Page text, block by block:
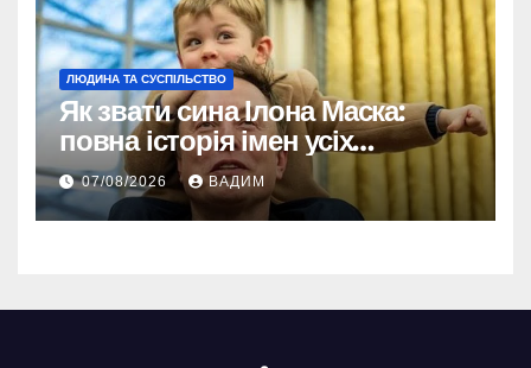
ЛЮДИНА ТА СУСПІЛЬСТВО
Як звати сина Ілона Маска:
повна історія імен усіх
хлопчиків мільярдера
07/08/2026 ВАДИМ